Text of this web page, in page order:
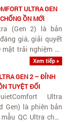
ULTRA GEN
ỒN MỚI
(Gen 2) là bản
giá, giải quyết
trải nghiệm và
hệ đầu tiên chưa
Xem tiếp »
GEN 2 – ĐỈNH
TUYỆT ĐỐI
Ultra
Gen) là phiên bản
QC Ultra chụp